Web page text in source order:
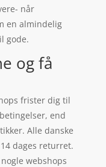
når
en almindelig
gode.
og få
frister dig til
end
Alle danske
dages returret.
webshops